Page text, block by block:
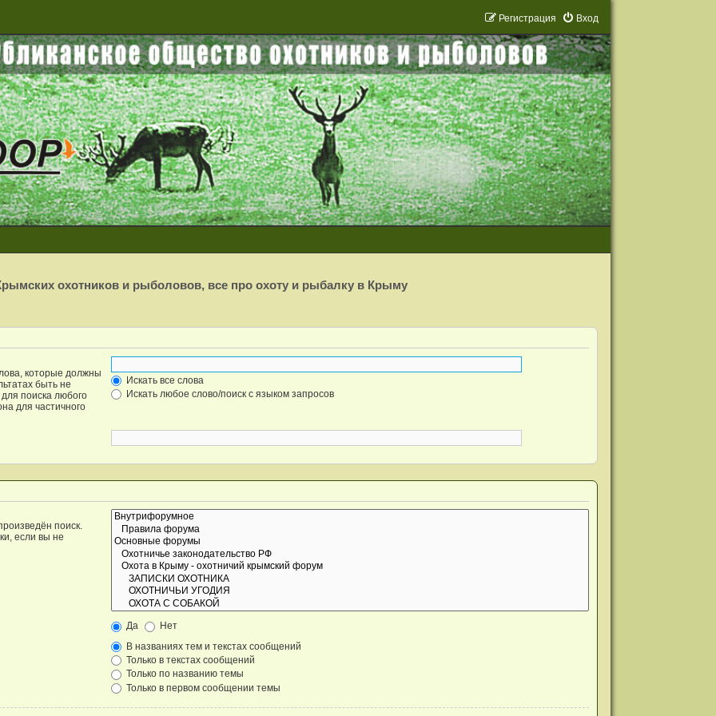
Вход
Регистрация
охотников и рыболовов, все про охоту и рыбалку в Крыму
которые должны
быть не
поиска любого
для частичного
Искать все слова
Искать любое слово/поиск с языком запросов
поиск.
если вы не
Да
Нет
В названиях тем и текстах сообщений
Только в текстах сообщений
Только по названию темы
Только в первом сообщении темы